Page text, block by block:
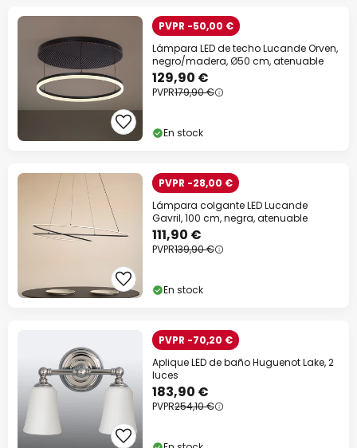
PVPR -50,00 €
Lámpara LED de techo Lucande Orven,
negro/madera, Ø50 cm, atenuable
129,90 €
PVPR179,90 €
En stock
PVPR -28,00 €
Lámpara colgante LED Lucande
Gavril, 100 cm, negra, atenuable
111,90 €
PVPR139,90 €
En stock
PVPR -70,20 €
Aplique LED de baño Huguenot Lake, 2
luces
183,90 €
PVPR254,10 €